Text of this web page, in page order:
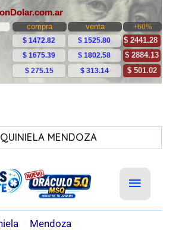
QUINIELA MENDOZA